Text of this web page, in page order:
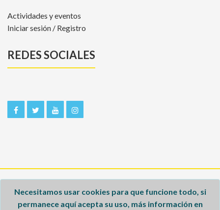
Actividades y eventos
Iniciar sesión / Registro
REDES SOCIALES
Aviso legal
Necesitamos usar cookies para que funcione todo, si
permanece aquí acepta su uso, más información en